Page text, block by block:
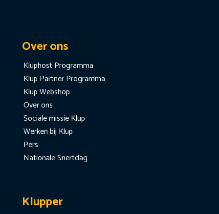
Over ons
Kluphost Programma
Klup Partner Programma
Klup Webshop
Over ons
Sociale missie Klup
Werken bij Klup
Pers
Nationale Snertdag
Klupper